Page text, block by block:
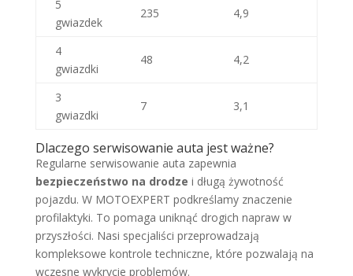
5
gwiazdek
235 4,9
4
gwiazdki
48 4,2
3
gwiazdki
7 3,1
Dlaczego serwisowanie auta jest ważne?
Regularne serwisowanie auta zapewnia
bezpieczeństwo na drodze i długą żywotność
pojazdu. W MOTOEXPERT podkreślamy znaczenie
profilaktyki. To pomaga uniknąć drogich napraw w
przyszłości. Nasi specjaliści przeprowadzają
kompleksowe kontrole techniczne, które pozwalają na
wczesne wykrycie problemów.